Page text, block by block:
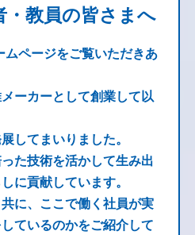
・教員の皆さまへ
ムページをご覧いただきあ
ーカーとして創業して以
してまいりました。
た技術を活かして生み出
に貢献しています。
に、ここで働く社員が実
ているのかをご紹介して